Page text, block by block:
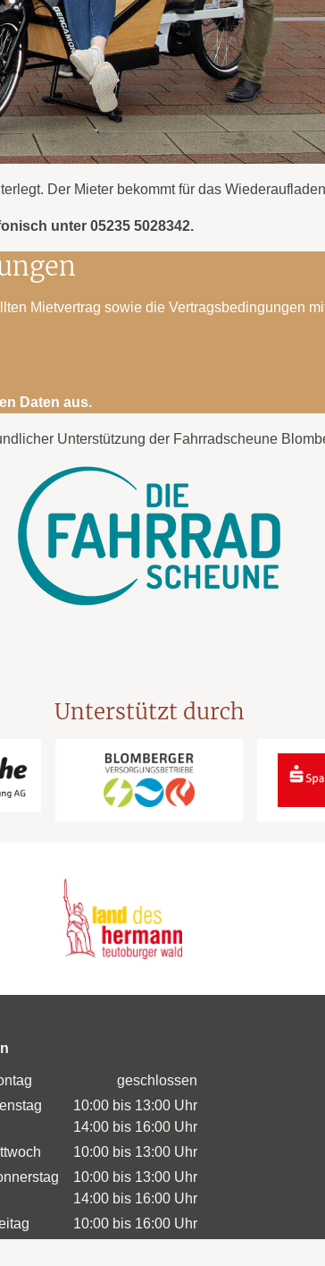
Der Mieter bekommt für das
unter 05235 5028342.
Mietvertrag sowie die Vertragsbedingungen
Daten aus.
Unterstützung der Fahrradscheune
Unterstützt durch
geschlossen
10:00 bis 13:00 Uhr
14:00 bis 16:00 Uhr
10:00 bis 13:00 Uhr
10:00 bis 13:00 Uhr
14:00 bis 16:00 Uhr
10:00 bis 16:00 Uhr